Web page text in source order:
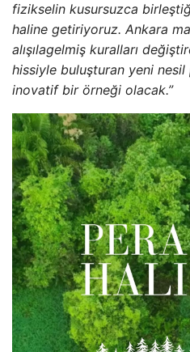
fizikselin kusursuzca
haline getiriyoruz. Ankara
alışılagelmiş kuralları
hissiyle buluşturan yeni nesil
inovatif bir örneği olacak.”